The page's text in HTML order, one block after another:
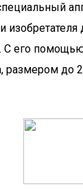
С его
размером до